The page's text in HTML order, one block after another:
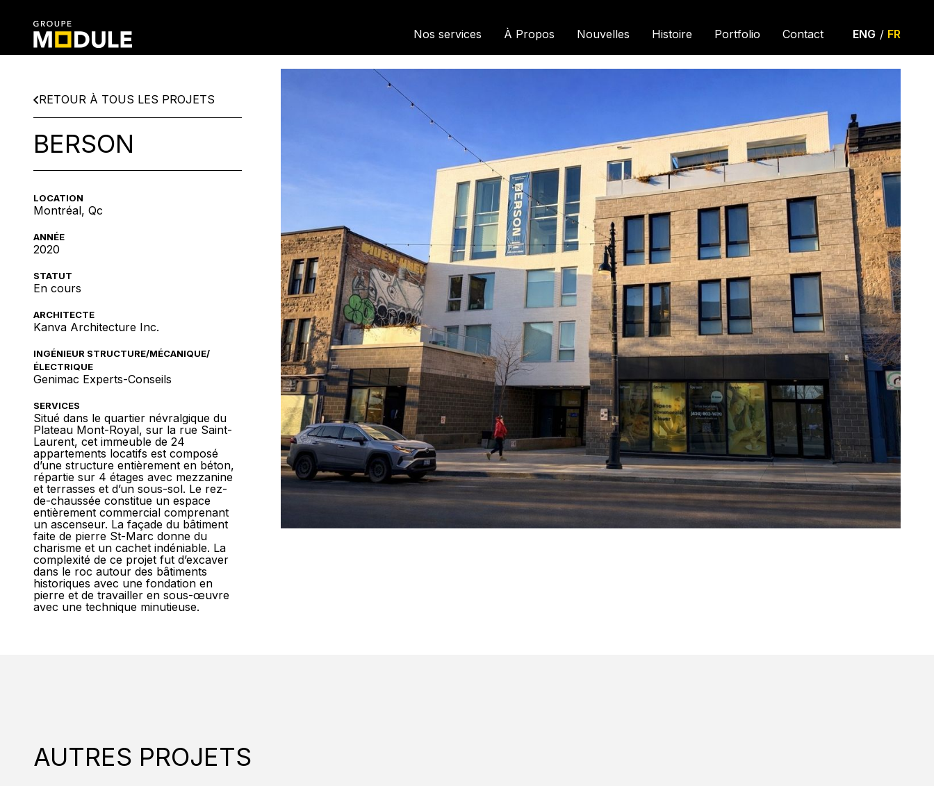
Nos services À Propos Nouvelles Histoire Portfolio Contact ENG / FR
RETOUR À TOUS LES PROJETS
BERSON
LOCATION
Montréal, Qc
ANNÉE
2020
STATUT
En cours
ARCHITECTE
Kanva Architecture Inc.
INGÉNIEUR STRUCTURE/MÉCANIQUE/
ÉLECTRIQUE
Genimac Experts-Conseils
SERVICES
Situé dans le quartier névralgique du
Plateau Mont-Royal, sur la rue Saint-
Laurent, cet immeuble de 24
appartements locatifs est composé
d’une structure entièrement en béton,
répartie sur 4 étages avec mezzanine
et terrasses et d’un sous-sol. Le rez-
de-chaussée constitue un espace
entièrement commercial comprenant
un ascenseur. La façade du bâtiment
faite de pierre St-Marc donne du
charisme et un cachet indéniable. La
complexité de ce projet fut d’excaver
dans le roc autour des bâtiments
historiques avec une fondation en
pierre et de travailler en sous-œuvre
avec une technique minutieuse.
AUTRES PROJETS